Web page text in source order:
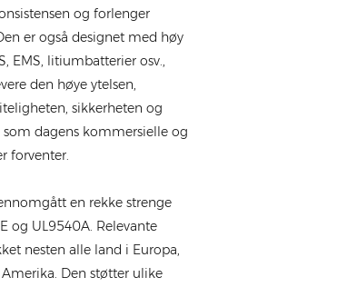
og forlenger
er også designet med høy
EMS, litiumbatterier osv.,
den høye ytelsen,
sikkerheten og
dagens kommersielle og
forventer.
en rekke strenge
og UL9540A. Relevante
nesten alle land i Europa,
Den støtter ulike